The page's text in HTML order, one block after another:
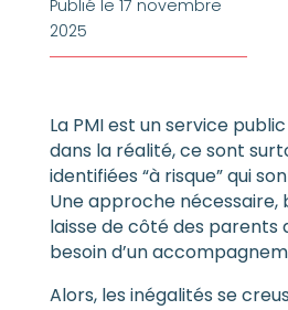
Publié le 17 novembre
2025
La PMI est un service
dans la réalité, ce sont
identifiées “à risque” qui
Une approche nécessaire,
laisse de côté des parents
besoin d’un
Alors, les inégalités se